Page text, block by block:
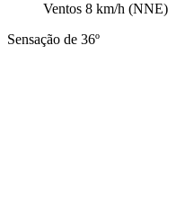
Ventos 8 km/h (NNE)
Sensação de 36º